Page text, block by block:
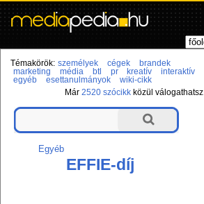
Témakörök: személyek cégek
brandek
marketing
média btl pr kreatív
interaktív
egyéb
esettanulmányok
wiki-cikk
Már2520 szócikk közül válogathatsz.
Egyéb
EFFIE-díj